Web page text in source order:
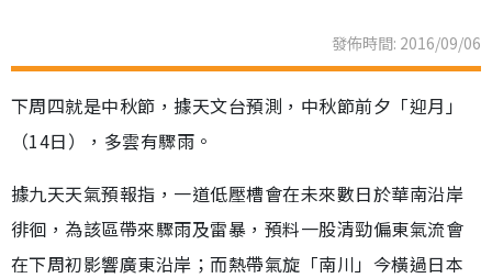
發佈時間: 2016/09/06
下周四就是中秋節，據天文台預測，中秋節前夕「迎月」
（14日），多雲有驟雨。
據九天天氣預報指，一道低壓槽會在未來數日於華南沿岸
徘徊，為該區帶來驟雨及雷暴，預料一股清勁偏東氣流會
在下周初影響廣東沿岸；而熱帶氣旋「南川」今橫過日本